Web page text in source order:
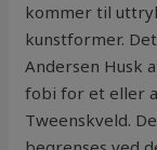
kommer til
kunstformer.
Andersen Husk
fobi for et eller
Tweenskveld.